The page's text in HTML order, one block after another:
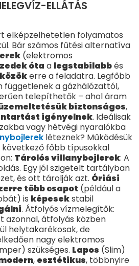
ELLÁTÁS
elképzelhetetlen folyamatos
Bár számos fűtési alternatíva
(elektromos
óta a legstabilabbés
erre a feladatra. Legfőbb
függetlenek a gázhálózattól,
telepíthetők – ahol áram
biztonságos,
igényelnek. Ideálisak
vagy hétvégi nyaralókba
léteznek? Működésük
főbb típusokkal
Tárolós villanybojlerek: A
Egy jól szigetelt tartályban
és ott tárolják azt. Óriási
több csapot (például a
is képesekstabil
. Átfolyós vízmelegítők:
azonnal, átfolyás közben
helytakarékosak, de
nagy elektromos
szükséges. Lapos (Slim)
, esztétikus, többnyire